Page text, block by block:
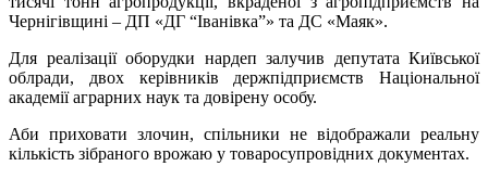
Чернігівщині – ДП «ДГ “Іванівка”» та ДС «Маяк».
Для реалізації оборудки нардеп залучив депутата Київської
облради, двох керівників держпідприємств Національної
академії аграрних наук та довірену особу.
Аби приховати злочин, спільники не відображали реальну
кількість зібраного врожаю у товаросупровідних документах.